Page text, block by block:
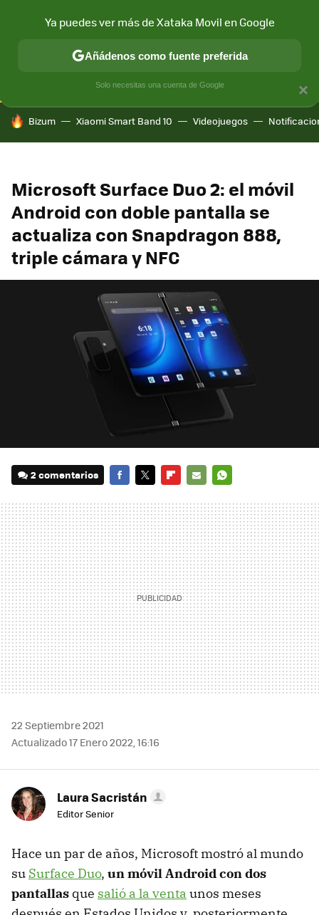
CONECTIVIDAD MÓVIL Y SOCIEDAD APLICACIONES
HOY SE HABLA DE
Bizum Xiaomi Smart Band 10 Videojuegos
Microsoft Surface Duo 2: el móvil
Android con doble pantalla se
actualiza con Snapdragon 888,
triple cámara y NFC
2 comentarios
MAIL
22 Septiembre 2021
Actualizado 17 Enero 2022, 16:16
Laura Sacristán
Editor Senior
Hace un par de años, Microsoft mostró al mundo
su Surface Duo, un móvil Android con dos
pantallas que salió a la venta unos meses
×
Ya puedes ver más de Xataka Movil en Google
Añádenos como fuente preferida
Solo necesitas una cuenta de Google